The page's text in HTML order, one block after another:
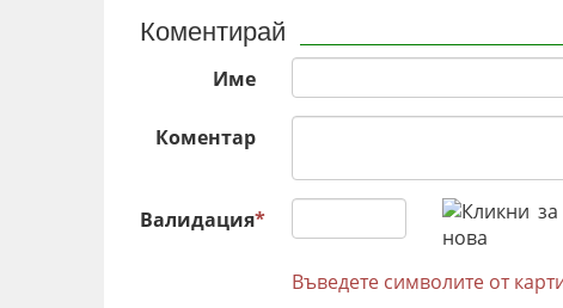
Коментирай
Име
Коментар
Валидация*
Въведете символите от